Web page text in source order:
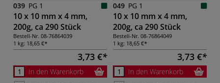
039 PG 1
10 x 10 mm x 4 mm,
200g, ca 290 Stück
Bestell-Nr. 08-76864039
1 kg: 18,65 €
3,73 €
In den Warenkorb
049 PG 1
10 x 10 mm x 4 mm,
200g, ca 290 Stück
Bestell-Nr. 08-76864049
1 kg: 18,65 €
3,73 €
In den Warenkorb